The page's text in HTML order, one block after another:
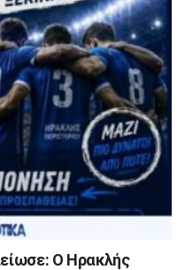
Ο Ηρακλής